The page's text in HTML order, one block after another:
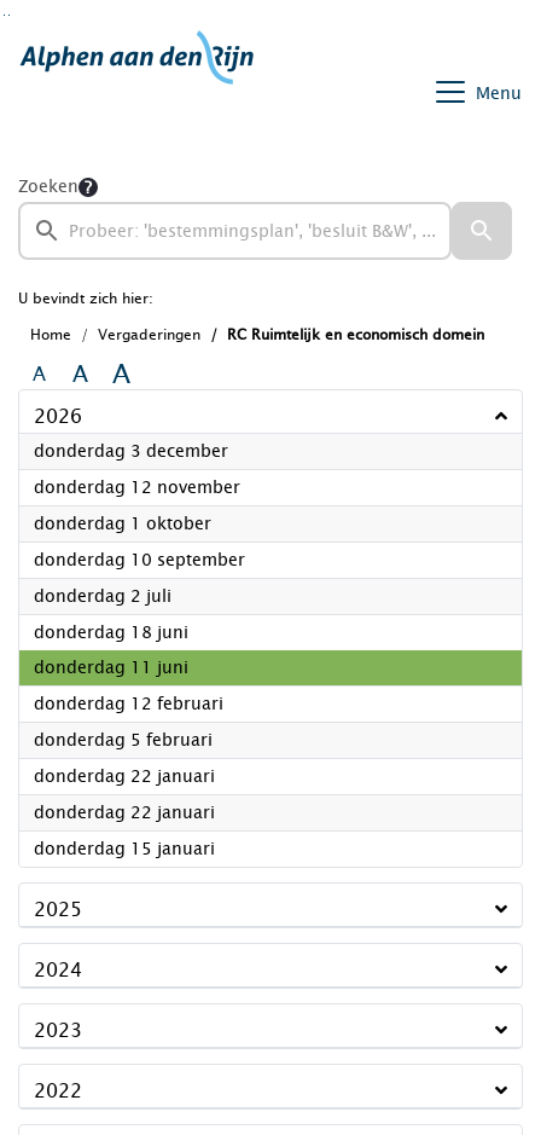
Ga naar de inhoud van deze pagina
Menu
Zoeken
U bevindt zich hier:
Home
Vergaderingen RC Ruimtelijk en economisch domein
A A A
2026
donderdag 3 december2026
donderdag 12 november2026
donderdag 1 oktober2026
donderdag 10 september2026
donderdag 2 juli
donderdag 18 juni
donderdag 11 juni
donderdag 12 februari
donderdag 5 februari
donderdag 22 januari
donderdag 22 januari
donderdag 15 januari
2025
2024
2023
2022